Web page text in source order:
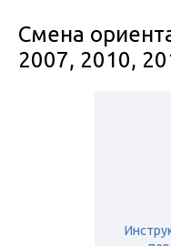
Смена
2007, 2010,